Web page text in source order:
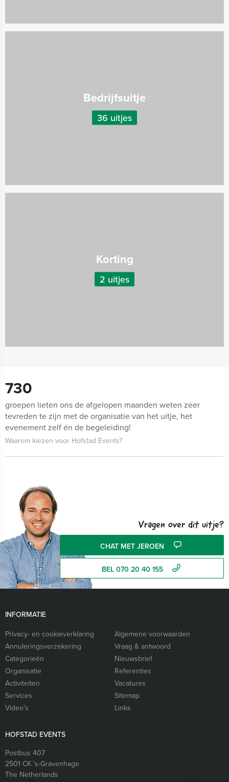
Bedrijfsuitje
36 uitjes
Korting
2 uitjes
730
groepen lieten ons de afgelopen maanden weten zeer
tevreden te zijn met de organisatie van het uitje, het
evenement zelf én de begeleiding!
Waarom kiezen voor Hofstad Events?
Vragen over dit uitje?
CHAT MET JEROEN
BEL 070 20 40 155
INFORMATIE
Privacy- en cookieverklaring
Algemene voorwaarden
Annuleringsverzekering
Vraag & antwoord
Categorieën
Nieuwsbrief
Organisatie
Referenties
Activiteiten
Vacatures
Services
Sitemap
Video’s
Links
HOFSTAD EVENTS
Postbus 407
2501 CK 's-Gravenhage
The Netherlands